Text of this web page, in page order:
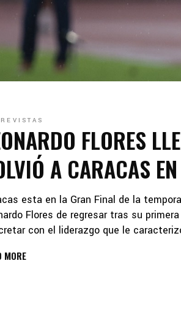
FLORES
A CARACAS
esta en la Gran Final de la
Flores de regresar tras su
con el liderazgo que le
MORE